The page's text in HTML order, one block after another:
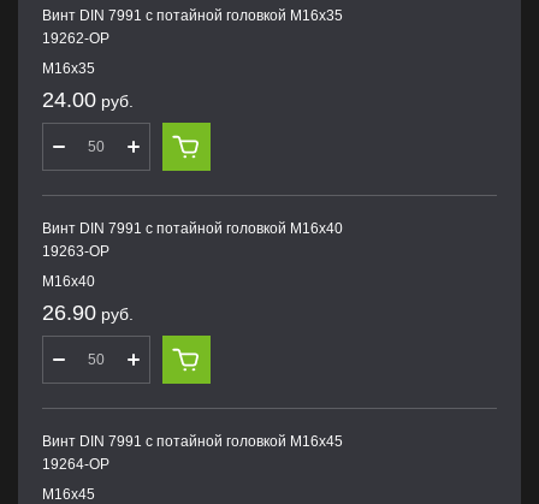
Винт DIN 7991 с потайной головкой M16х35
19262-OP
M16х35
24.00 руб.
Винт DIN 7991 с потайной головкой M16х40
19263-OP
M16х40
26.90 руб.
Винт DIN 7991 с потайной головкой M16х45
19264-OP
M16х45